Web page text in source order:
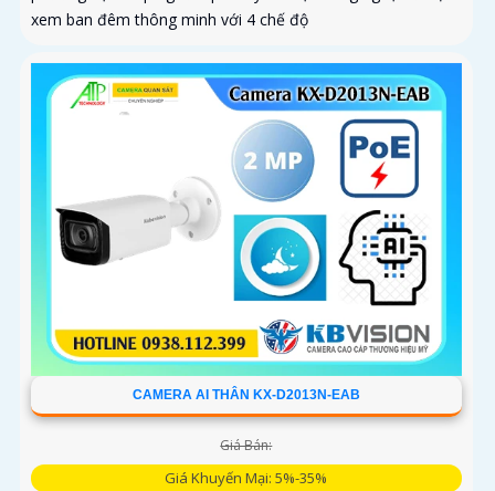
xem ban đêm thông minh với 4 chế độ
CAMERA AI THÂN KX-D2013N-EAB
Giá Bán:
Giá Khuyến Mại: 5%-35%